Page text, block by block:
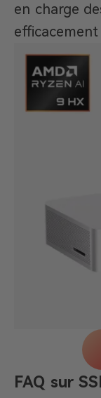
en charge
FAQ sur